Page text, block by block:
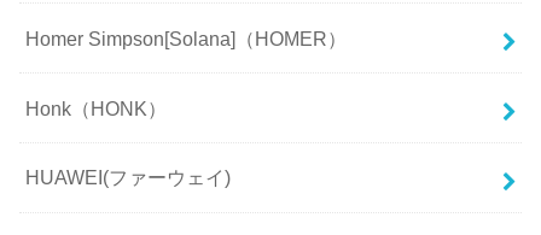
Homer Simpson[Solana]（HOMER）
Honk（HONK）
HUAWEI(ファーウェイ)